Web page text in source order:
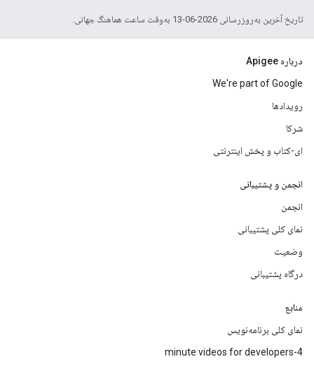
تاریخ آخرین به‌روزرسانی 2026-06-13 به‌وقت ساعت هماهنگ جهانی.
درباره Apigee
We're part of Google
رویدادها
شرکا
ای-کتاب و پخش اینترنتی
انجمن و پشتیبانی
انجمن
نمای کلی پشتیبانی
وضعیت
درگاه پشتیبانی
منابع
نمای کلی برنامه‌نویس
4-minute videos for developers